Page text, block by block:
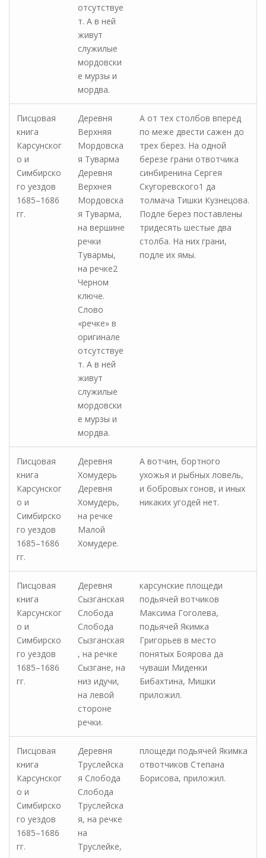
отсутствуе
т. А в ней
живут
служилые
мордовски
е мурзы и
мордва.
Писцовая
книга
Карсунског
о и
Симбирско
го уездов
1685–1686
гг.
Деревня
Верхняя
Мордовска
я Туварма
Деревня
Верхнея
Мордовска
я Туварма,
на вершине
речки
Тувармы,
на речке2
Черном
ключе.
Слово
«речке» в
оригинале
отсутствуе
т. А в ней
живут
служилые
мордовски
е мурзы и
мордва.
А от тех столбов вперед
по меже двести сажен до
трех берез. На одной
березе грани отвотчика
синбиренина Сергея
Скугоревского1 да
толмача Тишки Кузнецова.
Подле берез поставлены
тридесять шестые два
столба. На них грани,
подле их ямы.
Писцовая
книга
Карсунског
о и
Симбирско
го уездов
1685–1686
гг.
Деревня
Хомудерь
Деревня
Хомудерь,
на речке
Малой
Хомудере.
А вотчин, бортного
ухожья и рыбных ловель,
и бобровых гонов, и иных
никаких угодей нет.
Писцовая
книга
Карсунског
о и
Симбирско
го уездов
1685–1686
гг.
Деревня
Сызганская
Слобода
Слобода
Сызганская
, на речке
Сызгане, на
низ идучи,
на левой
стороне
речки.
карсунские площеди
подьячей вотчиков
Максима Гоголева,
подьячей Якимка
Григорьев в место
понятых Боярова да
чуваши Миденки
Бибахтина, Мишки
приложил.
Писцовая
книга
Карсунског
о и
Симбирско
го уездов
1685–1686
гг.
Деревня
Труслейска
я Слобода
Слобода
Труслейска
я, на речке
на
Труслейке,
площеди подьячей Якимка
отвотчиков Степана
Борисова, приложил.